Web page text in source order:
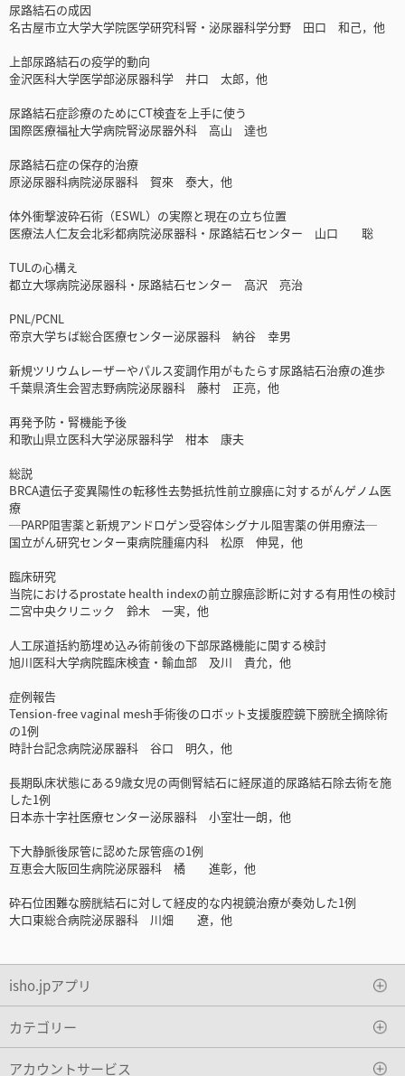
尿路結石の成因
名古屋市立大学大学院医学研究科腎・泌尿器科学分野 田口 和己，他
上部尿路結石の疫学的動向
金沢医科大学医学部泌尿器科学 井口 太郎，他
尿路結石症診療のためにCT検査を上手に使う
国際医療福祉大学病院腎泌尿器外科 高山 達也
尿路結石症の保存的治療
原泌尿器科病院泌尿器科 賀來 泰大，他
体外衝撃波砕石術（ESWL）の実際と現在の立ち位置
医療法人仁友会北彩都病院泌尿器科・尿路結石センター 山口 聡
TULの心構え
都立大塚病院泌尿器科・尿路結石センター 高沢 亮治
PNL/PCNL
帝京大学ちば総合医療センター泌尿器科 納谷 幸男
新規ツリウムレーザーやパルス変調作用がもたらす尿路結石治療の進歩
千葉県済生会習志野病院泌尿器科 藤村 正亮，他
再発予防・腎機能予後
和歌山県立医科大学泌尿器科学 柑本 康夫
総説
BRCA遺伝子変異陽性の転移性去勢抵抗性前立腺癌に対するがんゲノム医
療
─PARP阻害薬と新規アンドロゲン受容体シグナル阻害薬の併用療法─
国立がん研究センター東病院腫瘍内科 松原 伸晃，他
臨床研究
当院におけるprostate health indexの前立腺癌診断に対する有用性の検討
二宮中央クリニック 鈴木 一実，他
人工尿道括約筋埋め込み術前後の下部尿路機能に関する検討
旭川医科大学病院臨床検査・輸血部 及川 貴允，他
症例報告
Tension-free vaginal mesh手術後のロボット支援腹腔鏡下膀胱全摘除術
の1例
時計台記念病院泌尿器科 谷口 明久，他
長期臥床状態にある9歳女児の両側腎結石に経尿道的尿路結石除去術を施
した1例
日本赤十字社医療センター泌尿器科 小室壮一朗，他
下大静脈後尿管に認めた尿管癌の1例
互恵会大阪回生病院泌尿器科 橘 進彰，他
砕石位困難な膀胱結石に対して経皮的な内視鏡治療が奏効した1例
大口東総合病院泌尿器科 川畑 遼，他
isho.jpアプリ
カテゴリー
アカウントサービス